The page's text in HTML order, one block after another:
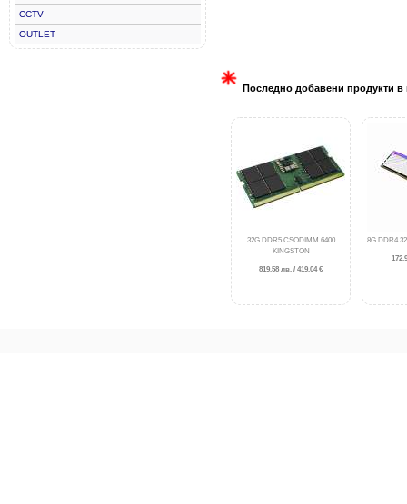
CCTV
OUTLET
Последно добавени продукти в
32G DDR5 CSODIMM 6400
KINGSTON
819.58 лв. / 419.04 €
8G DDR4